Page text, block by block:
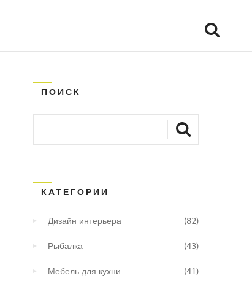
ПОИСК
КАТЕГОРИИ
Дизайн интерьера (82)
Рыбалка (43)
Мебель для кухни (41)